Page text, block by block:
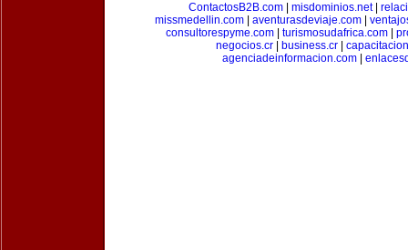
ContactosB2B.com
misdominios.net|
missmedellin.com
aventurasdeviaje.com
consultorespyme.com| turismosudafrica.com|
negocios.cr| business.cr|
agenciadeinformacion.com